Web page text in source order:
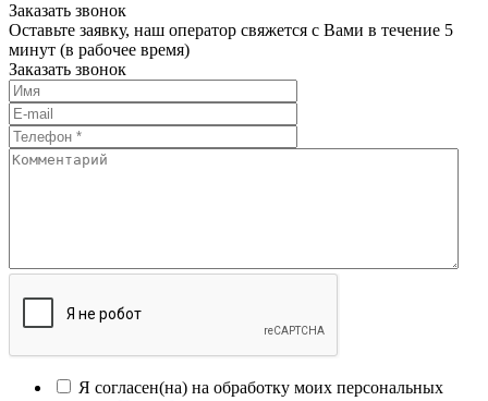
Заказать звонок
Оставьте заявку, наш оператор свяжется с Вами в течение 5
минут (в рабочее время)
Заказать звонок
Я согласен(на) на обработку моих персональных